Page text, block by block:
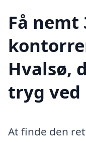
Få
Hvalsø,
tryg ved
At finde den